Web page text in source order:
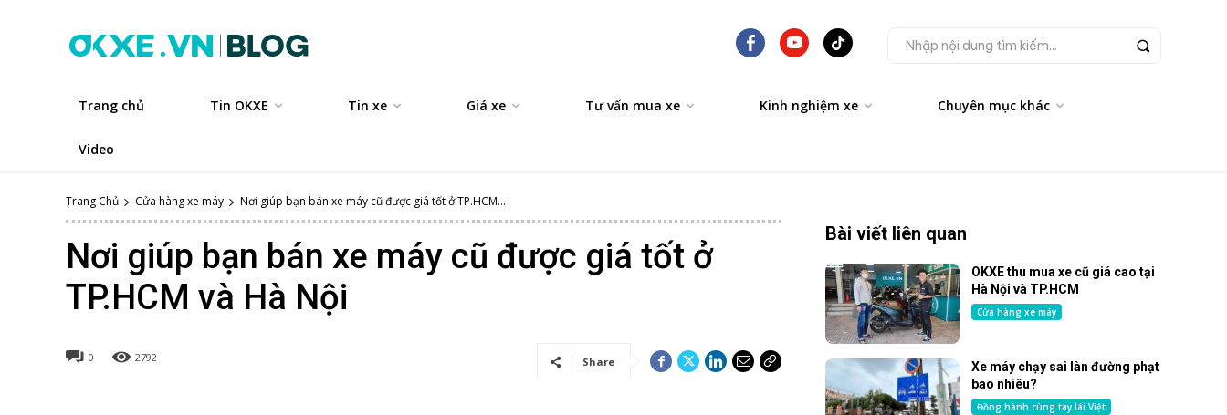
Nhập nội dung tìm kiếm...
Trang chủ Tin OKXE Tin xe Giá xe Tư vấn mua xe Kinh nghiệm xe Chuyên mục khác
Video
Trang Chủ Cửa hàng xe máy Nơi giúp bạn bán xe máy cũ được giá tốt ở TP.HCM...
Nơi giúp bạn bán xe máy cũ được giá tốt ở
TP.HCM và Hà Nội
0 2792 Share
Bài viết liên quan
OKXE thu mua xe cũ giá cao tại
Hà Nội và TP.HCM
Cửa hàng xe máy
Xe máy chạy sai làn đường phạt
bao nhiêu?
Đồng hành cùng tay lái Việt